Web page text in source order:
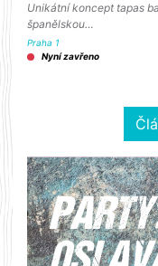
Unikátní koncept tapas
španělskou…
Praha 1
Nyní zavřeno